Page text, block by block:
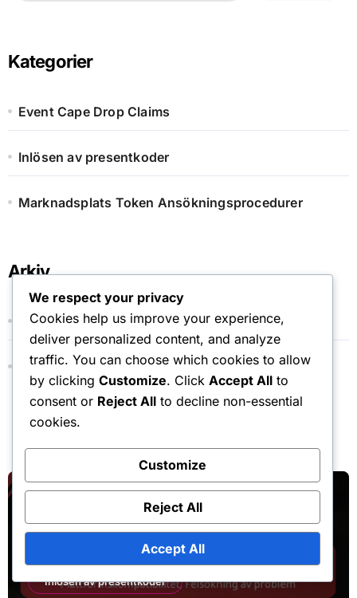
h
f
r
Kategorier
Event Cape Drop Claims
Inlösen av presentkoder
Marknadsplats Token Ansökningsprocedurer
Arkiv
March 2026
February 2026
You Missed
Inlösen av presentkoder
We respect your privacy
Cookies help us improve your experience,
deliver personalized content, and analyze
traffic. You can choose which cookies to allow
by clicking Customize. Click Accept All to
consent or Reject All to decline non-essential
cookies.
Customize
Reject All
Accept All